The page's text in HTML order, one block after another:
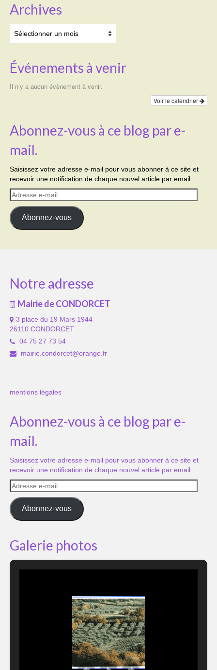
Archives
Événements à venir
Il n’y a aucun évènement à venir.
Voir le calendrier
Abonnez-vous à ce blog par e-
mail.
Saisissez votre adresse e-mail pour vous abonner à ce site et
recevoir une notification de chaque nouvel article par email.
Adresse
e-
mail
Abonnez-vous
Notre adresse
Mairie de CONDORCET
3 place du 19 Mars 1944
26110 CONDORCET
04 75 27 73 54
mairie.condorcet@orange.fr
mentions légales
Abonnez-vous à ce blog par e-
mail.
Saisissez votre adresse e-mail pour vous abonner à ce site et
recevoir une notification de chaque nouvel article par email.
Adresse
e-
mail
Abonnez-vous
Galerie photos